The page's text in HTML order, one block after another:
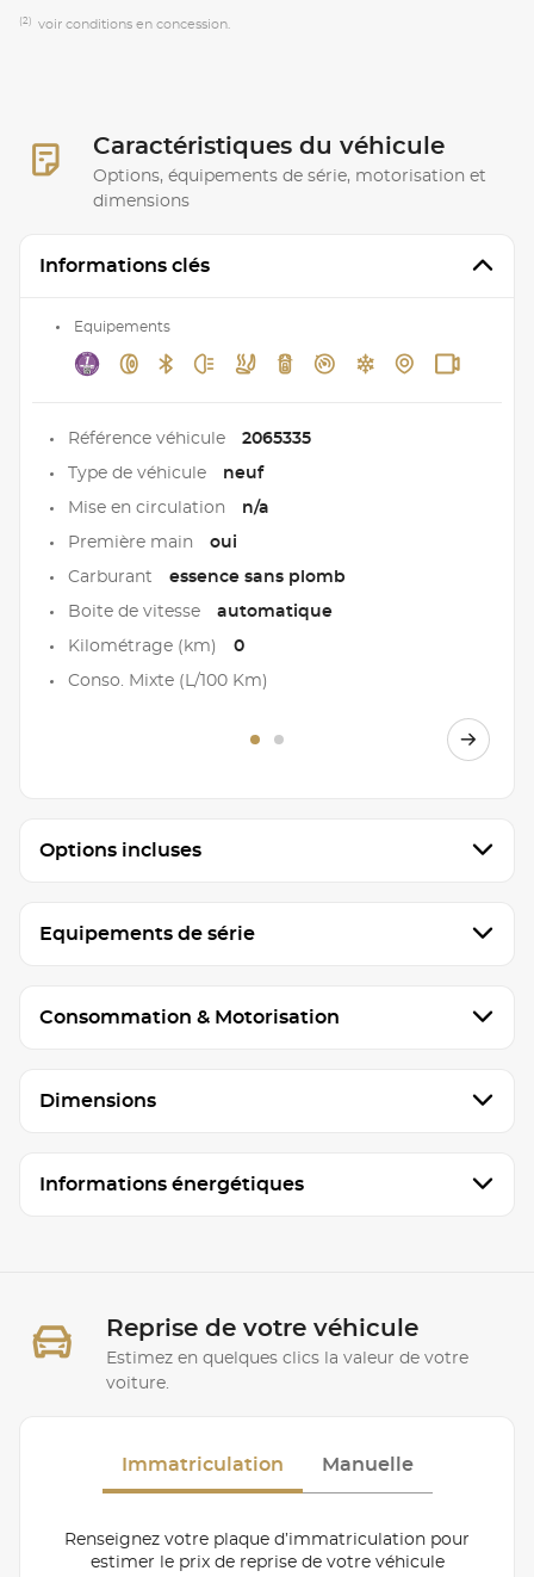
(2) voir conditions en concession.
Caractéristiques du véhicule
Options, équipements de série, motorisation et
dimensions
Informations clés
Equipements
Référence véhicule 2065335
Type de véhicule neuf
Mise en circulation n/a
Première main oui
Carburant essence sans plomb
Boite de vitesse automatique
Kilométrage (km) 0
Conso. Mixte (L/100 Km)
Options incluses
Equipements de série
Consommation & Motorisation
Dimensions
Informations énergétiques
Reprise de votre véhicule
Estimez en quelques clics la valeur de votre
voiture.
Immatriculation Manuelle
Renseignez votre plaque d’immatriculation pour
estimer le prix de reprise de votre véhicule